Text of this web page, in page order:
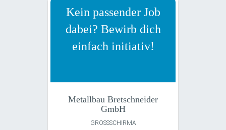
Kein passender Job
dabei? Bewirb dich
einfach initiativ!
Metallbau Bretschneider
GmbH
GROSSSCHIRMA